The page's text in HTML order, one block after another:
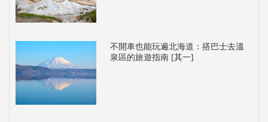
不開車也能玩遍北海道：搭巴士去溫
泉區的旅遊指南 [其一]